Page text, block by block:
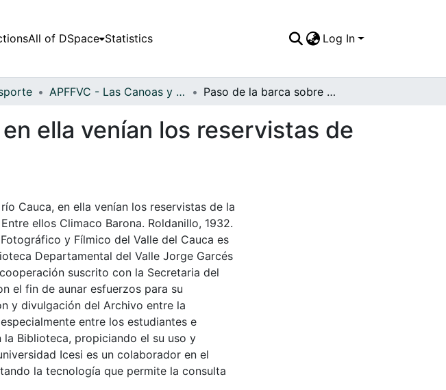
All of DSpace Statistics Log In
APFFVC - Las Canoas y Balsas - Patrimonial Paso de la barca sobre el río Cauca, en ella venían los reservistas de la guerra colombo-peruana
ella venían los reservistas de
Cauca, en ella venían los reservistas de la
ellos Climaco Barona. Roldanillo, 1932.
y Fílmico del Valle del Cauca es
Departamental del Valle Jorge Garcés
suscrito con la Secretaria del
el fin de aunar esfuerzos para su
y divulgación del Archivo entre la
entre los estudiantes e
Biblioteca, propiciando el su uso y
Icesi es un colaborador en el
la tecnología que permite la consulta